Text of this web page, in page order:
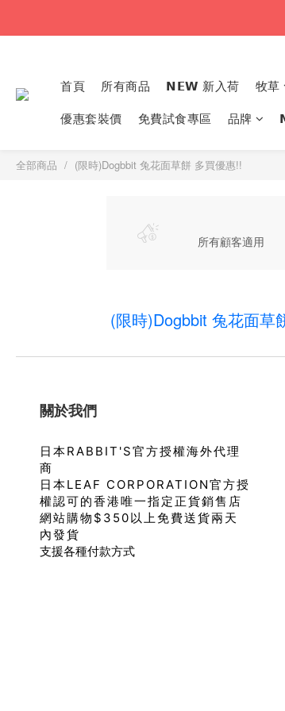
首頁 所有商品 𝗡𝗘𝗪 新入荷 牧草
優惠套裝價
免費試食專區 品牌
全部商品 (限時)Dogbbit 兔花面草餅 多買優惠!!
所有顧客適用
(限時)Dogbbit 兔花面草
關於我們
日本RABBIT'S官方授權海外代理
商
日本LEAF CORPORATION官方授
權認可的香港唯一指定正貨銷售店
網站購物$350以上免費送貨兩天
內發貨
支援各種付款方式